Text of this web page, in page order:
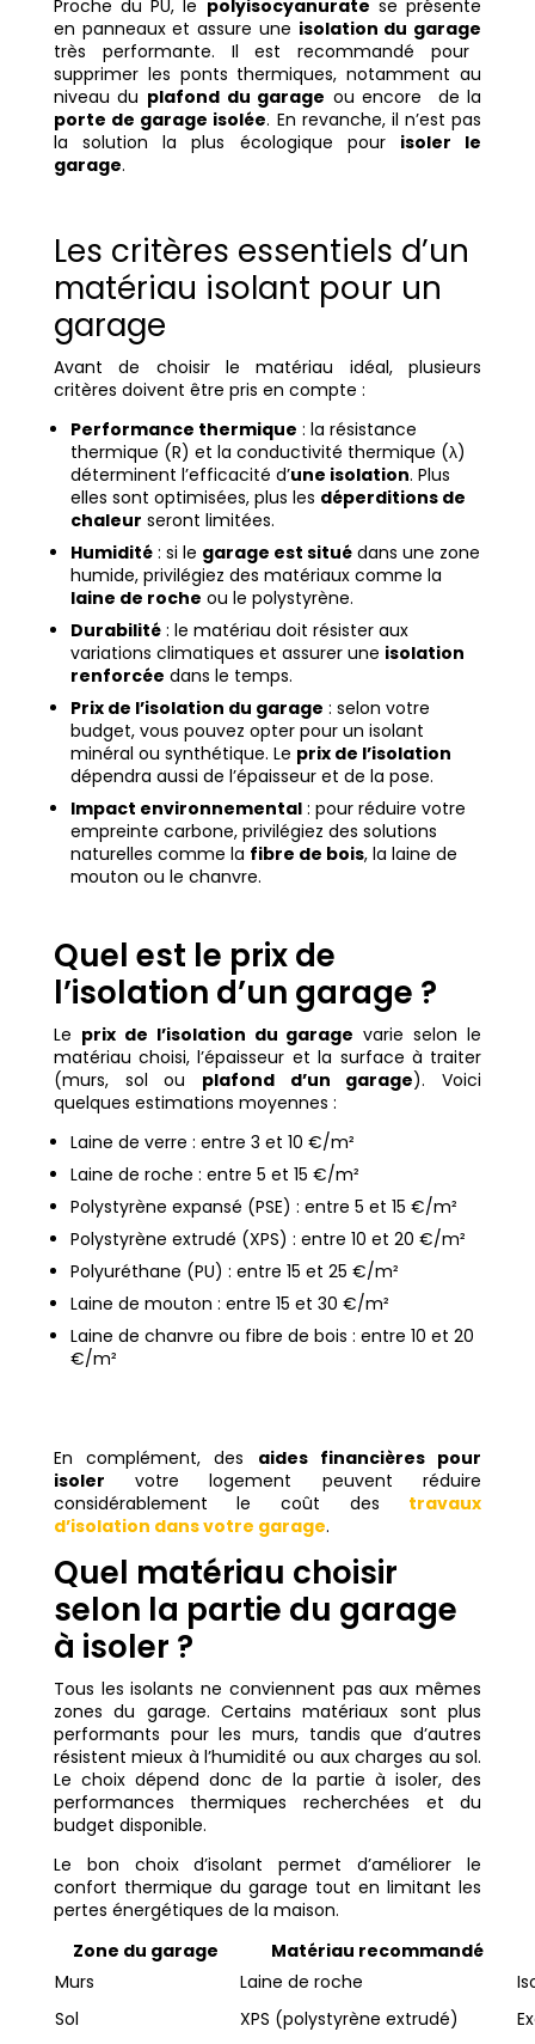
Proche du PU, le polyisocyanurate se présente
en panneaux et assure une isolation du garage
très performante. Il est recommandé pour
supprimer les ponts thermiques, notamment au
niveau du plafond du garage ou encore de la
porte de garage isolée. En revanche, il n’est pas
la solution la plus écologique pour isoler le
garage.
Les critères essentiels d’un
matériau isolant pour un
garage
Avant de choisir le matériau idéal, plusieurs
critères doivent être pris en compte :
Performance thermique : la résistance
thermique (R) et la conductivité thermique (λ)
déterminent l’efficacité d’une isolation. Plus
elles sont optimisées, plus les déperditions de
chaleur seront limitées.
Humidité: si le garage est situédans une zone
humide, privilégiez des matériaux comme la
laine de roche ou le polystyrène.
Durabilité: le matériau doit résister aux
variations climatiques et assurer une isolation
renforcée dans le temps.
Prix de l’isolation du garage : selon votre
budget, vous pouvez opter pour un isolant
minéral ou synthétique. Le prix de l’isolation
dépendra aussi de l’épaisseur et de la pose.
Impact environnemental: pour réduire votre
empreinte carbone, privilégiez des solutions
naturelles comme la fibre de bois, la laine de
mouton ou le chanvre.
Quel est le prix de
l’isolation d’un garage ?
Le prix de l’isolation du garage varie selon le
matériau choisi, l’épaisseur et la surface à traiter
(murs, sol ou plafond d’un garage). Voici
quelques estimations moyennes :
Laine de verre : entre 3 et 10 €/m²
Laine de roche : entre 5 et 15 €/m²
Polystyrène expansé (PSE) : entre 5 et 15 €/m²
Polystyrène extrudé (XPS) : entre 10 et 20 €/m²
Polyuréthane (PU) : entre 15 et 25 €/m²
Laine de mouton : entre 15 et 30 €/m²
Laine de chanvre ou fibre de bois : entre 10 et 20
€/m²
En complément, des aides financières pour
isoler votre logement peuvent réduire
considérablement le coût des travaux
d’isolation dans votre garage.
Quel matériau choisir
selon la partie du garage
à isoler ?
Tous les isolants ne conviennent pas aux mêmes
zones du garage. Certains matériaux sont plus
performants pour les murs, tandis que d’autres
résistent mieux à l’humidité ou aux charges au sol.
Le choix dépend donc de la partie à isoler, des
performances thermiques recherchées et du
budget disponible.
Le bon choix d’isolant permet d’améliorer le
confort thermique du garage tout en limitant les
pertes énergétiques de la maison.
Zone du garage
Matériau recommandé
Murs
Laine de roche
Sol
XPS (polystyrène extrudé)